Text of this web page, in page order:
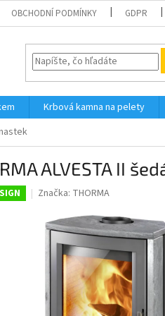
OBCHODNÍ PODMÍNKY GDPR
Krbová kamna na pelety
ALVESTA II
Značka: THORMA